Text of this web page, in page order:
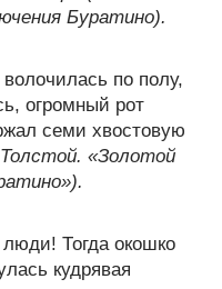
Буратино).
по полу,
огромный рот
семи хвостовую
«Золотой
Тогда окошко
кудрявая